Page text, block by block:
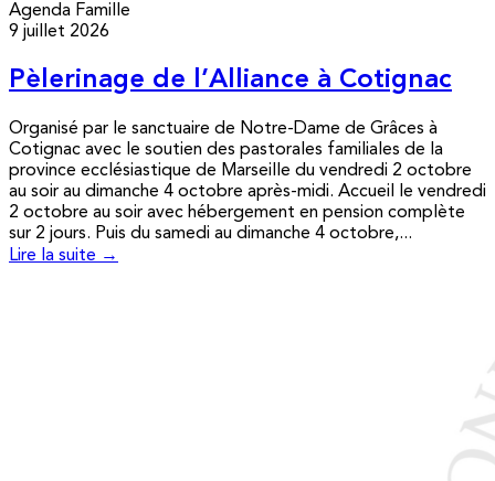
Agenda Famille
9 juillet 2026
Pèlerinage de l’Alliance à Cotignac
Organisé par le sanctuaire de Notre-Dame de Grâces à
Cotignac avec le soutien des pastorales familiales de la
province ecclésiastique de Marseille du vendredi 2 octobre
au soir au dimanche 4 octobre après-midi. Accueil le vendredi
2 octobre au soir avec hébergement en pension complète
sur 2 jours. Puis du samedi au dimanche 4 octobre,...
Lire la suite →